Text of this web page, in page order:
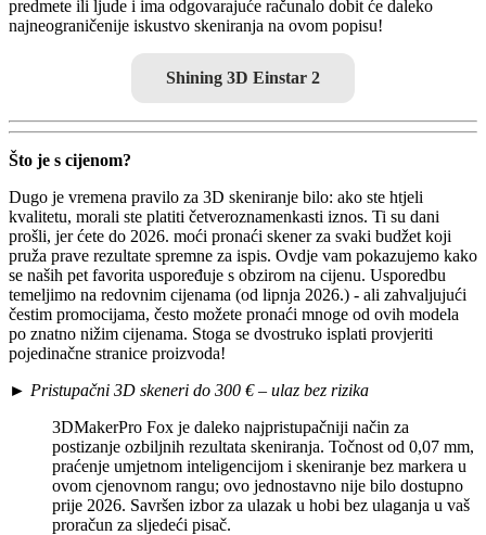
predmete ili ljude i ima odgovarajuće računalo dobit će daleko
najneograničenije iskustvo skeniranja na ovom popisu!
Shining 3D Einstar 2
Što je s cijenom?
Dugo je vremena pravilo za 3D skeniranje bilo: ako ste htjeli
kvalitetu, morali ste platiti četveroznamenkasti iznos. Ti su dani
prošli, jer ćete do 2026. moći pronaći skener za svaki budžet koji
pruža prave rezultate spremne za ispis. Ovdje vam pokazujemo kako
se naših pet favorita uspoređuje s obzirom na cijenu. Usporedbu
temeljimo na redovnim cijenama (od lipnja 2026.) - ali zahvaljujući
čestim promocijama, često možete pronaći mnoge od ovih modela
po znatno nižim cijenama. Stoga se dvostruko isplati provjeriti
pojedinačne stranice proizvoda!
► Pristupačni 3D skeneri do 300 € – ulaz bez rizika
3DMakerPro Fox je daleko najpristupačniji način za
postizanje ozbiljnih rezultata skeniranja. Točnost od 0,07 mm,
praćenje umjetnom inteligencijom i skeniranje bez markera u
ovom cjenovnom rangu; ovo jednostavno nije bilo dostupno
prije 2026. Savršen izbor za ulazak u hobi bez ulaganja u vaš
proračun za sljedeći pisač.